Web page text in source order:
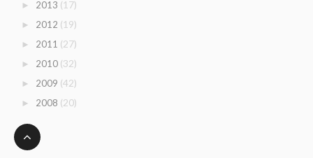
► 2013 (17)
► 2012 (19)
► 2011 (27)
► 2010 (32)
► 2009 (42)
► 2008 (20)